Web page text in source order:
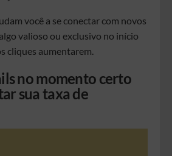
você a se conectar com novos
valioso ou exclusivo no início
cliques aumentarem.
no momento certo
sua taxa de